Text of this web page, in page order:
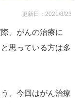
更新日：2021/8/23
、がんの治療に
思っている方は多
、今回はがん治療